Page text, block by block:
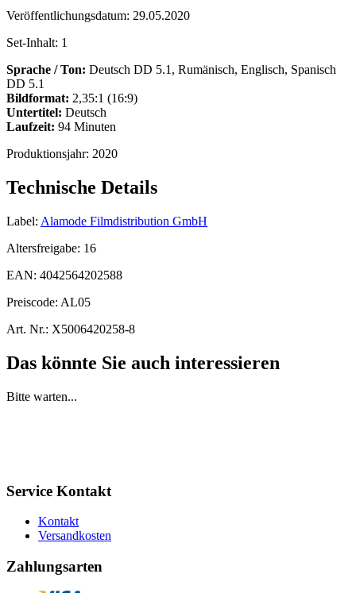
Veröffentlichungsdatum: 29.05.2020
Set-Inhalt: 1
Sprache / Ton: Deutsch DD 5.1, Rumänisch, Englisch, Spanisch
DD 5.1
Bildformat: 2,35:1 (16:9)
Untertitel: Deutsch
Laufzeit: 94 Minuten
Produktionsjahr: 2020
Technische Details
Label: Alamode Filmdistribution GmbH
Altersfreigabe: 16
EAN: 4042564202588
Preiscode: AL05
Art. Nr.: X5006420258-8
Das könnte Sie auch interessieren
Bitte warten...
Service Kontakt
Kontakt
Versandkosten
Zahlungsarten